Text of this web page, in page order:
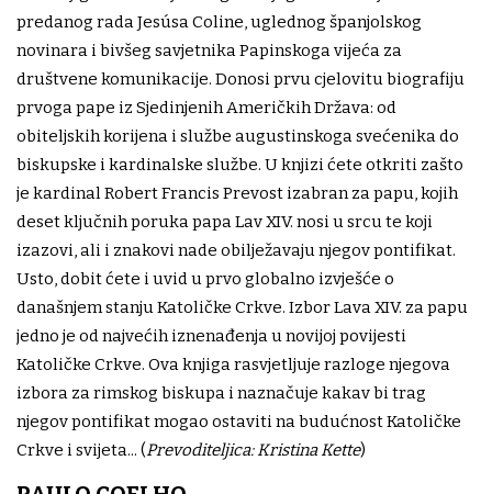
predanog rada Jesúsa Coline, uglednog španjolskog
novinara i bivšeg savjetnika Papinskoga vijeća za
društvene komunikacije. Donosi prvu cjelovitu biografiju
prvoga pape iz Sjedinjenih Američkih Država: od
obiteljskih korijena i službe augustinskoga svećenika do
biskupske i kardinalske službe. U knjizi ćete otkriti zašto
je kardinal Robert Francis Prevost izabran za papu, kojih
deset ključnih poruka papa Lav XIV. nosi u srcu te koji
izazovi, ali i znakovi nade obilježavaju njegov pontifikat.
Usto, dobit ćete i uvid u prvo globalno izvješće o
današnjem stanju Katoličke Crkve. Izbor Lava XIV. za papu
jedno je od najvećih iznenađenja u novijoj povijesti
Katoličke Crkve. Ova knjiga rasvjetljuje razloge njegova
izbora za rimskog biskupa i naznačuje kakav bi trag
njegov pontifikat mogao ostaviti na budućnost Katoličke
Crkve i svijeta... (Prevoditeljica: Kristina Kette)